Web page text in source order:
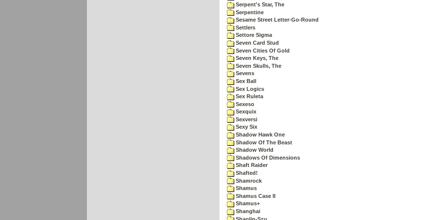
Serpent's Star, The
Serpentine
Sesame Street Letter-Go-Round
Settlers
Settore Sigma
Seven Card Stud
Seven Cities Of Gold
Seven Keys, The
Seven Skulls, The
Sevens
Sex Ball
Sex Logics
Sex Ruleta
Sexeso
Sexquix
Sexversi
Sexy Six
Shadow Hawk One
Shadow Of The Beast
Shadow World
Shadows Of Dimensions
Shaft Raider
Shafted!
Shamrock
Shamus
Shamus Case II
Shamus+
Shanghai
Shaolin-Szu